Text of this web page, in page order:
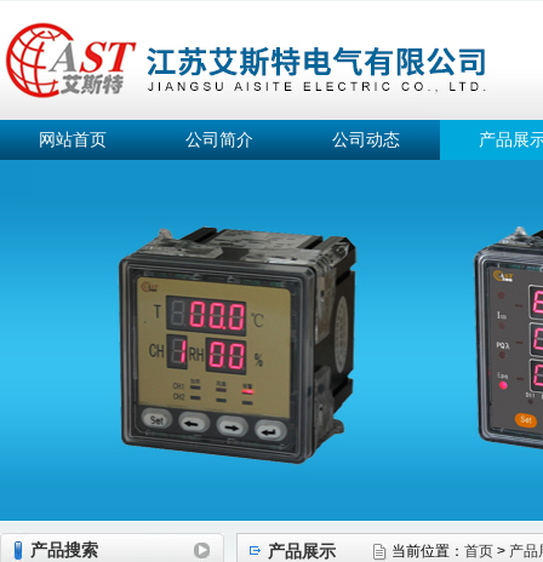
网站首页 公司简介 公司动态 产品展
产品搜索 产品展示 当前位置： 首页 > 产品